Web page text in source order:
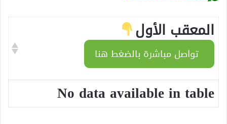
المعقب الأول
تواصل مباشرة بالضغط هنا
No data available in table